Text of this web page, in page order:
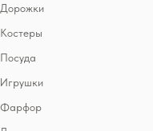
Дорожки
Костеры
Посуда
Игрушки
Фарфор